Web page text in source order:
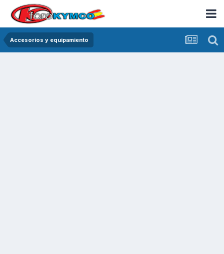
Accesorios y equipamiento